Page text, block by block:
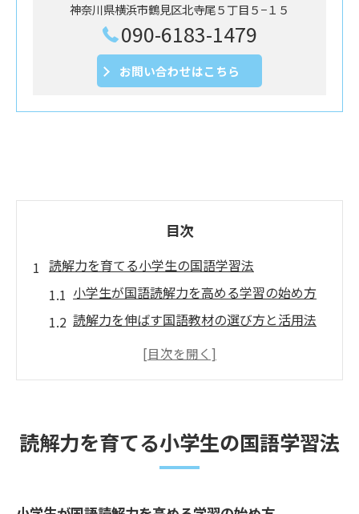
神奈川県横浜市鶴見区北寺尾５丁目５−１５
090-6183-1479
お問い合わせはこちら
目次
読解力を育てる小学生の国語学習法
小学生が国語読解力を高める学習の始め方
読解力を伸ばす国語教材の選び方と活用法
公文式で基礎から読解力を養うポイント
国語力向上へ家庭で始める読解トレーニング
家庭でできる国語読解力トレーニング法
公文式学習で家庭学習の習慣を身につける
読解力を育てる小学生の国語学習法